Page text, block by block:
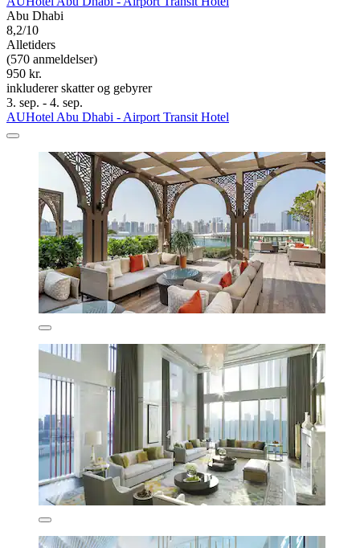
Abu Dhabi
8,2/10
Alletiders
(570 anmeldelser)
950 kr.
inkluderer skatter og gebyrer
3. sep. - 4. sep.
AUHotel Abu Dhabi - Airport Transit Hotel